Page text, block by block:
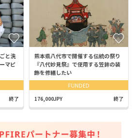
と洗
マピ
終了
熊本県八代市で開催する伝統の祭り
『八代妙見祭』で使用する笠鉾の装
飾を修繕したい
FUNDED
176,000JPY 終了